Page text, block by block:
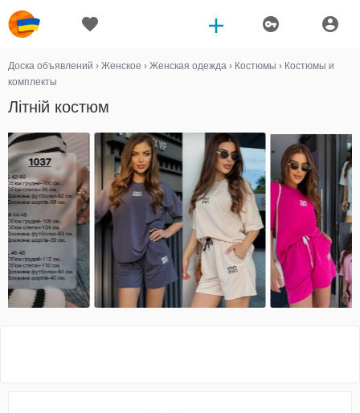
Доска объявлений › Женское › Женская одежда › Костюмы › Костюмы и
комплекты
Літній костюм